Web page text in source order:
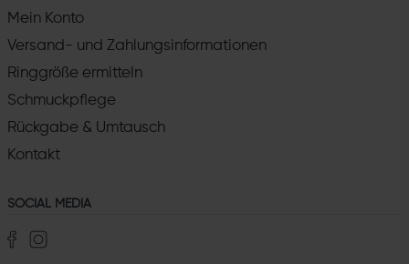
Mein Konto
Versand- und Zahlungsinformationen
Ringgröße ermitteln
Schmuckpflege
Rückgabe & Umtausch
Kontakt
SOCIAL MEDIA